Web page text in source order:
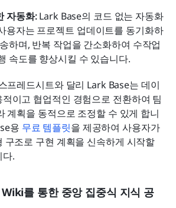
자동화: Lark Base의 코드 없는 자동화
용자는 프로젝트 업데이트를 동기화하
하며, 반복 작업을 간소화하여 수작업
속도를 향상시킬 수 있습니다.
프레드시트와 달리 Lark Base는 데이
이고 협업적인 경험으로 전환하여 팀
계획을 동적으로 조정할 수 있게 합니
용 무료 템플릿을 제공하여 사용자가
구조로 구현 계획을 신속하게 시작할
다.
를 통한 중앙 집중식 지식 공